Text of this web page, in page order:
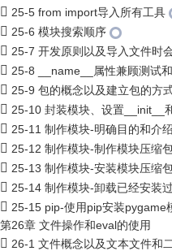
25-5 from import导入所有工具
25-6 模块搜索顺序
25-7 开发原则以及导入文件时
25-8 __name__属性兼顾测试
25-9 包的概念以及建立包的方
25-10 封装模块、设置__init__
25-11 制作模块-明确目的和介
25-12 制作模块-制作模块压缩
25-13 制作模块-安装模块压缩
25-14 制作模块-卸载已经安装
25-15 pip-使用pip安装pygame
第26章 文件操作和eval的使用
26-1 文件概念以及文本文件和